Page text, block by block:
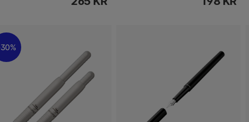
30%